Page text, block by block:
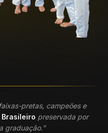
pretas, campeões e
preservada por
graduação.”